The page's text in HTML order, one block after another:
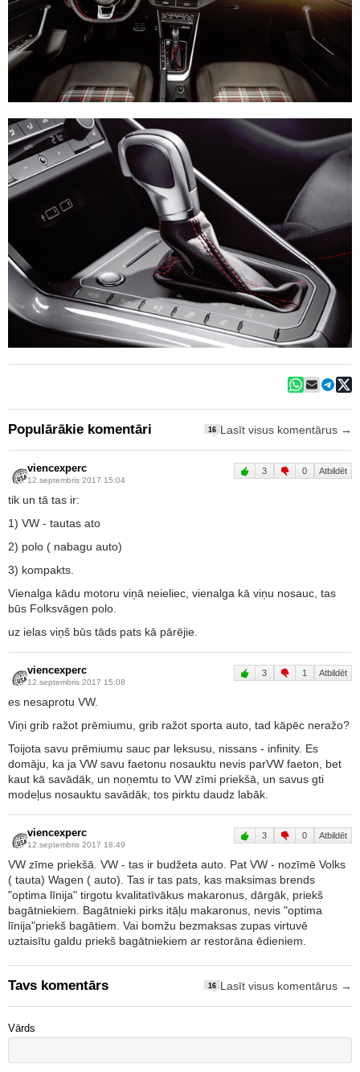
Populārākie komentāri 16 Lasīt visus komentārus →
viencexperc
12.septembris 2017 15:04
3 0 Atbildēt
tik un tā tas ir:
1) VW - tautas ato
2) polo ( nabagu auto)
3) kompakts.
Vienalga kādu motoru viņā neieliec, vienalga kā viņu nosauc, tas
būs Folksvāgen polo.
uz ielas viņš būs tāds pats kā pārējie.
viencexperc
12.septembris 2017 15:08
3 1 Atbildēt
es nesaprotu VW.
Viņi grib ražot prēmiumu, grib ražot sporta auto, tad kāpēc neražo?
Toijota savu prēmiumu sauc par leksusu, nissans - infinity. Es
domāju, ka ja VW savu faetonu nosauktu nevis parVW faeton, bet
kaut kā savādāk, un noņemtu to VW zīmi priekšā, un savus gti
modeļus nosauktu savādāk, tos pirktu daudz labāk.
viencexperc
12.septembris 2017 18:49
3 0 Atbildēt
VW zīme priekšā. VW - tas ir budžeta auto. Pat VW - nozīmē Volks
( tauta) Wagen ( auto). Tas ir tas pats, kas maksimas brends
"optima līnija" tirgotu kvalitatīvākus makaronus, dārgāk, priekš
bagātniekiem. Bagātnieki pirks itāļu makaronus, nevis "optima
līnija"priekš bagātiem. Vai bomžu bezmaksas zupas virtuvē
uztaisītu galdu priekš bagātniekiem ar restorāna ēdieniem.
Tavs komentārs 16 Lasīt visus komentārus →
Vārds